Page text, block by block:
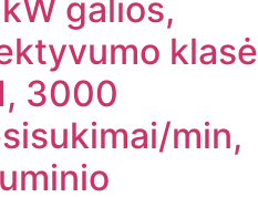
kW galios,
klasė
3000
min,